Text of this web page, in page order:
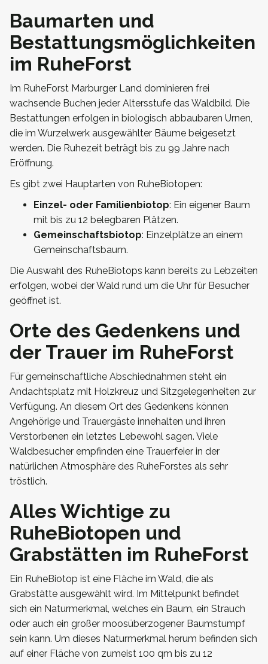
Baumarten und
Bestattungsmöglichkeiten
im RuheForst
Im RuheForst Marburger Land dominieren frei
wachsende Buchen jeder Altersstufe das Waldbild. Die
Bestattungen erfolgen in biologisch abbaubaren Urnen,
die im Wurzelwerk ausgewählter Bäume beigesetzt
werden. Die Ruhezeit beträgt bis zu 99 Jahre nach
Eröffnung.
Es gibt zwei Hauptarten von RuheBiotopen:
Einzel- oder Familienbiotop: Ein eigener Baum
mit bis zu 12 belegbaren Plätzen.
Gemeinschaftsbiotop: Einzelplätze an einem
Gemeinschaftsbaum.
Die Auswahl des RuheBiotops kann bereits zu Lebzeiten
erfolgen, wobei der Wald rund um die Uhr für Besucher
geöffnet ist.
Orte des Gedenkens und
der Trauer im RuheForst
Für gemeinschaftliche Abschiednahmen steht ein
Andachtsplatz mit Holzkreuz und Sitzgelegenheiten zur
Verfügung. An diesem Ort des Gedenkens können
Angehörige und Trauergäste innehalten und ihren
Verstorbenen ein letztes Lebewohl sagen. Viele
Waldbesucher empfinden eine Trauerfeier in der
natürlichen Atmosphäre des RuheForstes als sehr
tröstlich.
Alles Wichtige zu
RuheBiotopen und
Grabstätten im RuheForst
Ein RuheBiotop ist eine Fläche im Wald, die als
Grabstätte ausgewählt wird. Im Mittelpunkt befindet
sich ein Naturmerkmal, welches ein Baum, ein Strauch
oder auch ein großer moosüberzogener Baumstumpf
sein kann. Um dieses Naturmerkmal herum befinden sich
auf einer Fläche von zumeist 100 qm bis zu 12